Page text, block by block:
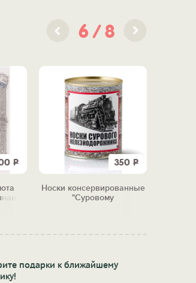
6 8
Р 350 Р
Носки консервированные
"Суровому
подарки к ближайшему